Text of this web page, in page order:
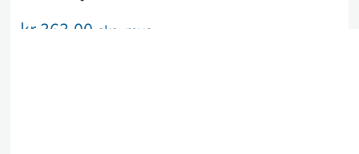
kr363,00 eks. mva